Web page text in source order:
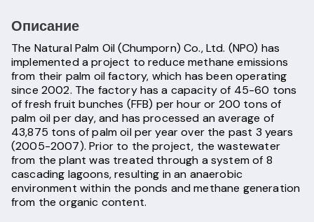
Описание
The Natural Palm Oil (Chumporn) Co., Ltd. (NPO) has
implemented a project to reduce methane emissions
from their palm oil factory, which has been operating
since 2002. The factory has a capacity of 45-60 tons
of fresh fruit bunches (FFB) per hour or 200 tons of
palm oil per day, and has processed an average of
43,875 tons of palm oil per year over the past 3 years
(2005-2007). Prior to the project, the wastewater
from the plant was treated through a system of 8
cascading lagoons, resulting in an anaerobic
environment within the ponds and methane generation
from the organic content.